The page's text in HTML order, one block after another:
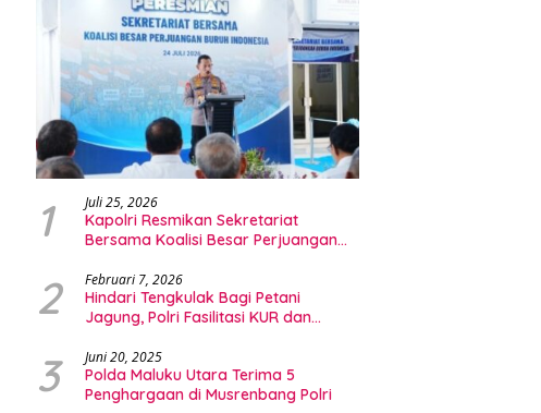
1 Juli 25, 2026
Kapolri Resmikan Sekretariat
Bersama Koalisi Besar Perjuangan
2 Februari 7, 2026
Hindari Tengkulak Bagi Petani
Jagung, Polri Fasilitasi KUR dan
3 Juni 20, 2025
Polda Maluku Utara Terima 5
Penghargaan di Musrenbang Polri